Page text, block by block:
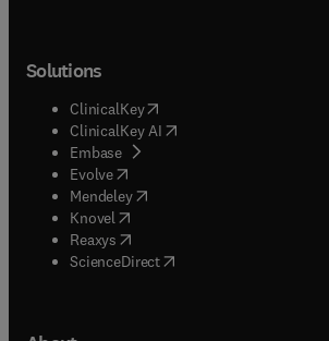
Solutions
ClinicalKey(opens in new tab/window
ClinicalKey AI opens in new tab/window
Embase( opens in new tab/window
Evolve(opens in new tab/window
Mendeley( opens in new tab/window
Knovel (opens in new tab/window
Reaxys (opens in new tab/window
ScienceDirect(opens in new tab/window